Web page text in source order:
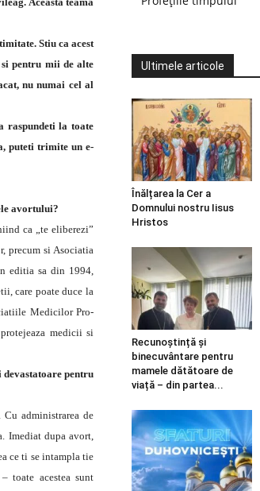
Stiu ca acest
pentru mii de alte
nu numai cel al
raspundeti la toate
puteti trimite un e-
avortului?
ca „te eliberezi”
precum si Asociatia
editia sa din 1994,
care poate duce la
Medicilor Pro-
medicii si
devastatoare pentru
administrarea de
Imediat dupa avort,
ce ti se intampla tie
toate acestea sunt
Ultimele articole
Înălțarea la Cer a
Domnului nostru Iisus
Hristos
Recunoștință și
binecuvântare pentru
mamele dătătoare de
viață – din partea...